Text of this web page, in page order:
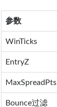
参数
WinTicks
EntryZ
MaxSpreadPts
Bounce过滤